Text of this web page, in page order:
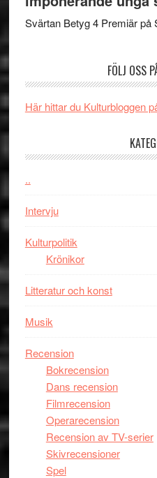
Svärtan Betyg 4 Premiär
FÖLJ OSS
Här hittar du Kulturbloggen
..
Intervju
Kulturpolitik
Krönikor
Litteratur och konst
Musik
Recension
Bokrecension
Dans recension
Filmrecension
Operarecension
Recension av TV-serier
Skivrecensioner
Spel